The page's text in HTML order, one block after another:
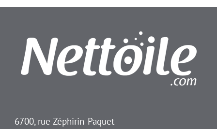
6700, rue Zéphirin-Paquet